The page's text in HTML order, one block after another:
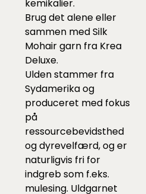
kemikalier.
Brug det alene eller
sammen med Silk
Mohair garn fra Krea
Deluxe.
Ulden stammer fra
Sydamerika og
produceret med fokus
på
ressourcebevidsthed
og dyrevelfærd, og er
naturligvis fri for
indgreb som f.eks.
mulesing. Uldgarnet